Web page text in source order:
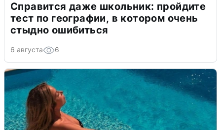
Справится даже школьник: пройдите
тест по географии, в котором очень
стыдно ошибиться
6 августа 6